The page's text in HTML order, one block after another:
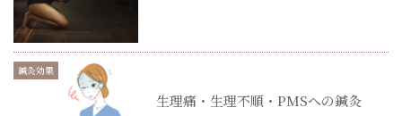
鍼灸効果
生理痛・生理不順・PMSへの鍼灸